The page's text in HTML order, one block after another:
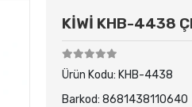
KİWİ KHB-4438
Ürün Kodu: KHB-4438
Barkod: 8681438110640